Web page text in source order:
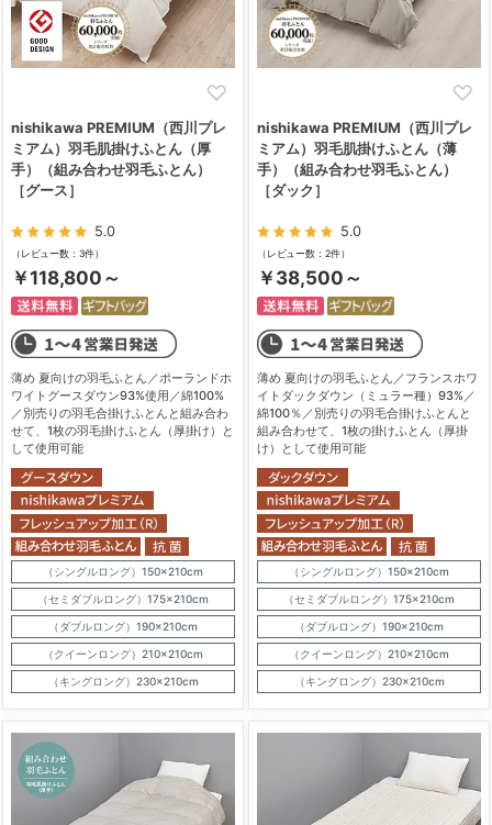
nishikawa PREMIUM（西川プレ
ミアム）羽毛肌掛けふとん（厚
手）（組み合わせ羽毛ふとん）
［グース］
5.0
（レビュー数：3件）
￥118,800～
薄め 夏向けの羽毛ふとん／ポーランドホ
ワイトグースダウン93%使用／綿100%
／別売りの羽毛合掛けふとんと組み合わ
せて、1枚の羽毛掛けふとん（厚掛け）と
して使用可能
（シングルロング）150×210cm
（セミダブルロング）175×210cm
（ダブルロング）190×210cm
（クイーンロング）210×210cm
（キングロング）230×210cm
nishikawa PREMIUM（西川プレ
ミアム）羽毛肌掛けふとん（薄
手）（組み合わせ羽毛ふとん）
［ダック］
5.0
（レビュー数：2件）
￥38,500～
薄め 夏向けの羽毛ふとん／フランスホワ
イトダックダウン（ミュラー種）93%／
綿100％／別売りの羽毛合掛けふとんと
組み合わせて、1枚の掛けふとん（厚掛
け）として使用可能
（シングルロング）150×210cm
（セミダブルロング）175×210cm
（ダブルロング）190×210cm
（クイーンロング）210×210cm
（キングロング）230×210cm